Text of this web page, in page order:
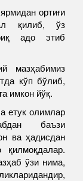
ортиғи
қилиб, ўз
адо этиб
мазҳабимиз
кўп бўлиб,
имкон йўқ.
етук олимлар
баъзи
ва ҳадисдан
ўзи нима,